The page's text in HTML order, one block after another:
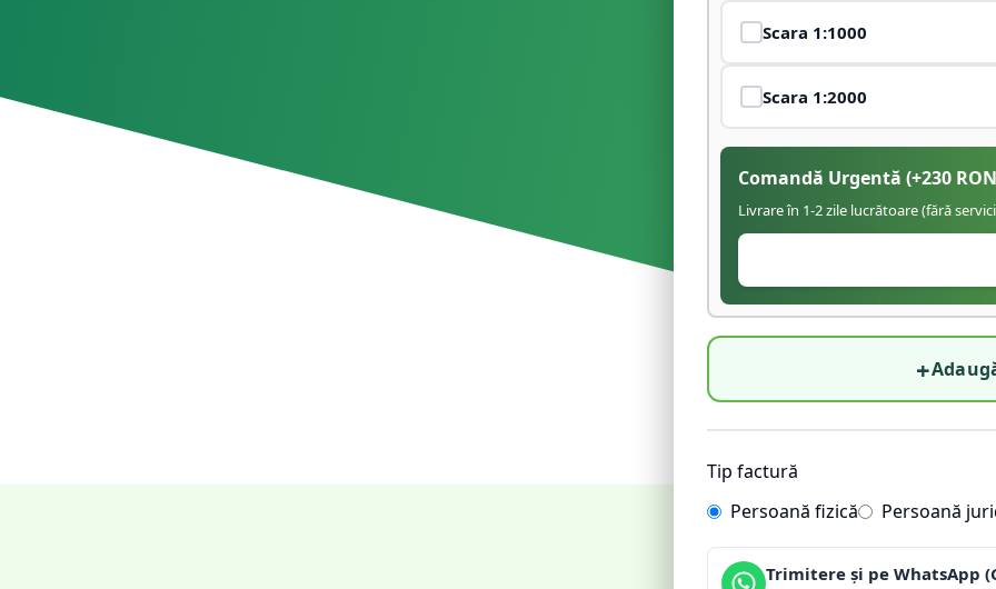
Scara 1:1000
Scara 1:2000
Comandă Urgentă (+230
Livrare în 1-2 zile lucrătoare (fără
+
Tip factură
Persoană fizică
Persoană
Trimitere și pe WhatsApp